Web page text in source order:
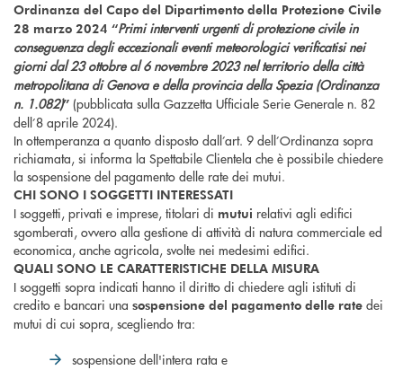
Ordinanza del Capo del Dipartimento della Protezione Civile
28 marzo 2024 “Primi interventi urgenti di protezione civile in
conseguenza degli eccezionali eventi meteorologici verificatisi nei
giorni dal 23 ottobre al 6 novembre 2023 nel territorio della città
metropolitana di Genova e della provincia della Spezia (Ordinanza
n. 1.082)” (pubblicata sulla Gazzetta Ufficiale Serie Generale n. 82
dell’8 aprile 2024).
In ottemperanza a quanto disposto dall’art. 9 dell’Ordinanza sopra
richiamata, si informa la Spettabile Clientela che è possibile chiedere
la sospensione del pagamento delle rate dei mutui.
CHI SONO I SOGGETTI INTERESSATI
I soggetti, privati e imprese, titolari di mutui relativi agli edifici
sgomberati, ovvero alla gestione di attività di natura commerciale ed
economica, anche agricola, svolte nei medesimi edifici.
QUALI SONO LE CARATTERISTICHE DELLA MISURA
I soggetti sopra indicati hanno il diritto di chiedere agli istituti di
credito e bancari una sospensione del pagamento delle rate dei
mutui di cui sopra, scegliendo tra:
sospensione dell'intera rata e